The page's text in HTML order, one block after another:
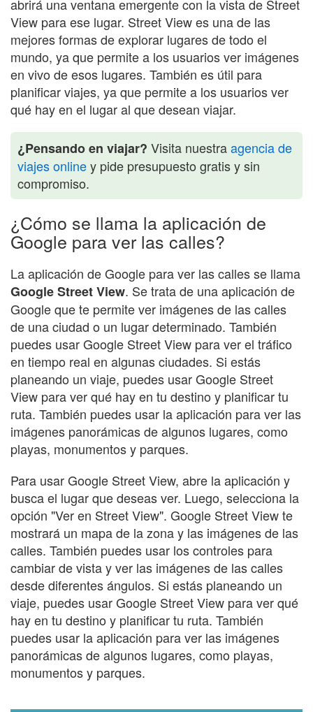
abrirá una ventana emergente con la vista de Street
View para ese lugar. Street View es una de las
mejores formas de explorar lugares de todo el
mundo, ya que permite a los usuarios ver imágenes
en vivo de esos lugares. También es útil para
planificar viajes, ya que permite a los usuarios ver
qué hay en el lugar al que desean viajar.
¿Pensando en viajar? Visita nuestraagencia de
viajes onliney pide presupuesto gratis y sin
compromiso.
¿Cómo se llama la aplicación de
Google para ver las calles?
La aplicación de Google para ver las calles se llama
Google Street View. Se trata de una aplicación de
Google que te permite ver imágenes de las calles
de una ciudad o un lugar determinado. También
puedes usar Google Street View para ver el tráfico
en tiempo real en algunas ciudades. Si estás
planeando un viaje, puedes usar Google Street
View para ver qué hay en tu destino y planificar tu
ruta. También puedes usar la aplicación para ver las
imágenes panorámicas de algunos lugares, como
playas, monumentos y parques.
Para usar Google Street View, abre la aplicación y
busca el lugar que deseas ver. Luego, selecciona la
opción "Ver en Street View". Google Street View te
mostrará un mapa de la zona y las imágenes de las
calles. También puedes usar los controles para
cambiar de vista y ver las imágenes de las calles
desde diferentes ángulos. Si estás planeando un
viaje, puedes usar Google Street View para ver qué
hay en tu destino y planificar tu ruta. También
puedes usar la aplicación para ver las imágenes
panorámicas de algunos lugares, como playas,
monumentos y parques.